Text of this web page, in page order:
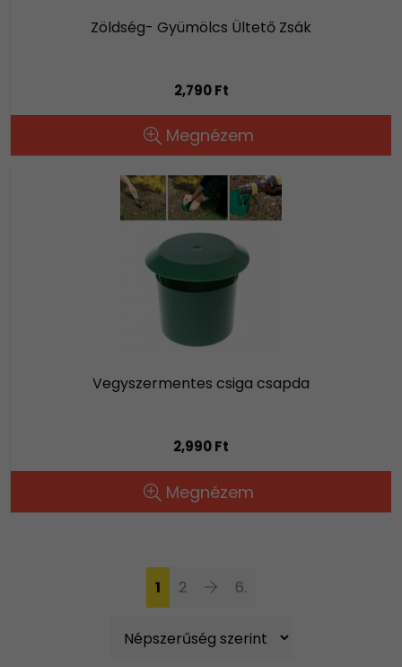
Zöldség- Gyümölcs Ültető Zsák
2,790 Ft
Megnézem
Vegyszermentes csiga csapda
2,990 Ft
Megnézem
1 2 6.